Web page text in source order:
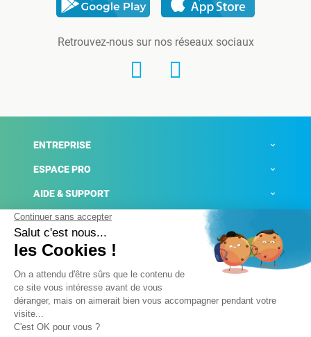
Retrouvez-nous sur nos réseaux sociaux
ENTREPRISE
ESPACE PRO
AIDE & SUPPORT
ACTUALITÉS
Mentions légales